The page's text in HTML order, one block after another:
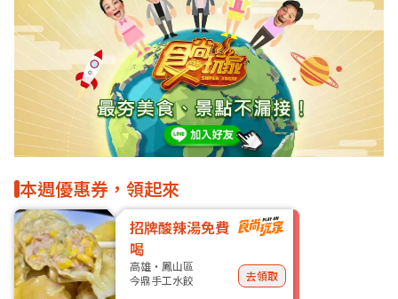
本週優惠券，領起來
招牌酸辣湯免費
喝
高雄・鳳山區
今鼎手工水餃
去領取